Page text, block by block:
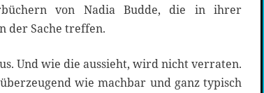
von Nadia Budde, die in ihrer
der Sache treffen.
Und wie die aussieht, wird nicht verraten.
wie machbar und ganz typisch